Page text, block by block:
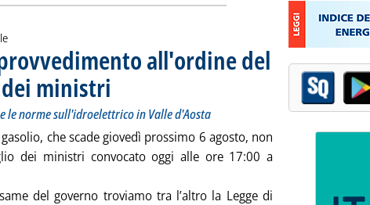
all'ordine del
ministri . Sottotitolo: Tra i provvedimenti, la delega UE 2026 e le norme
le norme sull'idroelettrico in Valle d'Aosta
che scade giovedì prossimo 6 agosto, non
dei ministri convocato oggi alle ore 17:00 a
del governo troviamo tra l’altro la Legge di